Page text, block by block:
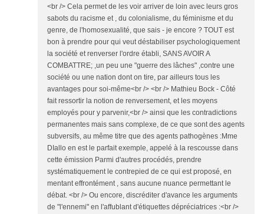
<br /> Cela permet de les voir arriver de loin avec leurs gros
sabots du racisme et , du colonialisme, du féminisme et du
genre, de l'homosexualité, que sais - je encore ? TOUT est
bon à prendre pour qui veut déstabiliser psychologiquement
la société et renverser l'ordre établi, SANS AVOIR A
COMBATTRE; ,un peu une "guerre des lâches" ,contre une
société ou une nation dont on tire, par ailleurs tous les
avantages pour soi-même<br /> <br /> Mathieu Bock - Côté
fait ressortir la notion de renversement, et les moyens
employés pour y parvenir,<br /> ainsi que les contradictions
permanentes mais sans complexe, de ce que sont des agents
subversifs, au même titre que des agents pathogènes :Mme
DIallo en est le parfait exemple, appelé à la rescousse dans
cette émission Parmi d'autres procédés, prendre
systématiquement le contrepied de ce qui est proposé, en
mentant effrontément , sans aucune nuance permettant le
débat. <br /> Ou encore, discréditer d'avance les arguments
de "l'ennemi" en l'affublant d'étiquettes dépréciatrices :<br />